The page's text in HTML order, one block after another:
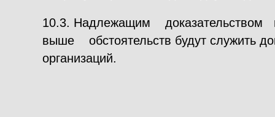
10.3. Надлежащим
выше обстоятельств будут служить
организаций.